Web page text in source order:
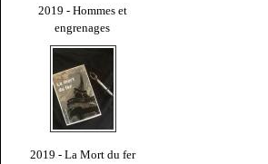
2019 - Hommes et
engrenages
2019 - La Mort du fer